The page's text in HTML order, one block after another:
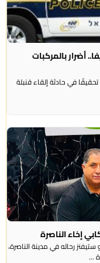
أضرار بالمركبات
في حادثة إلقاء قنبلة
إخاء الناصرة
رحاله في مدينة الناصرة،